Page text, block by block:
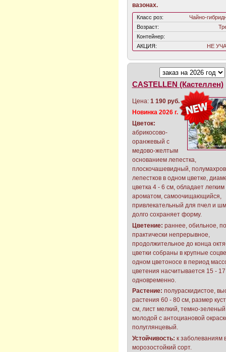
вазонах.
Класс роз:
Чайно-
Возраст:
Контейнер:
АКЦИЯ:
НЕ
CASTELLEN (Кастеллен)
Цена: 1 190 руб.
Новинка 2026 г.
Цветок:
абрикосово-
оранжевый с
медово-желтым
основанием лепестка,
плоскочашевидный,
лепестков в одном цветке,
цветка 4 - 6 см, обладает легким
ароматом, самоочищающийся,
привлекательный для пчел и
долго сохраняет форму.
Цветение: раннее, обильное,
практически непрерывное,
продолжительное до конца
цветки собраны в крупные
одном цветоносе в период
цветения насчитывается 15 - 17
одновременно.
Растение: полураскидистое,
растения 60 - 80 см, размер
см, лист мелкий, темно-
молодой с антоциановой
полуглянцевый.
Устойчивость: к заболеваниям
морозостойкий сорт.